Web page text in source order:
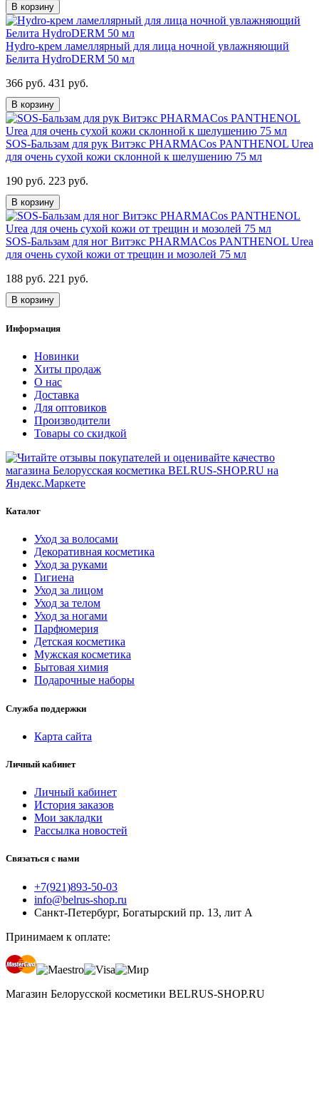
В корзину
Hydro-крем ламеллярный для лица ночной увлажняющий
Белита HydroDERM 50 мл
366 руб. 431 руб.
В корзину
SOS-Бальзам для рук Витэкс PHARMACos PANTHENOL Urea
для очень сухой кожи склонной к шелушению 75 мл
190 руб. 223 руб.
В корзину
SOS-Бальзам для ног Витэкс PHARMACos PANTHENOL Urea
для очень сухой кожи от трещин и мозолей 75 мл
188 руб. 221 руб.
В корзину
Информация
Новинки
Хиты продаж
О нас
Доставка
Для оптовиков
Производители
Товары со скидкой
Каталог
Уход за волосами
Декоративная косметика
Уход за руками
Гигиена
Уход за лицом
Уход за телом
Уход за ногами
Парфюмерия
Детская косметика
Мужская косметика
Бытовая химия
Подарочные наборы
Служба поддержки
Карта сайта
Личный кабинет
Личный кабинет
История заказов
Мои закладки
Рассылка новостей
Связаться с нами
+7(921)893-50-03
info@belrus-shop.ru
Санкт-Петербург, Богатырский пр. 13, лит А
Принимаем к оплате:
Магазин Белорусской косметики BELRUS-SHOP.RU